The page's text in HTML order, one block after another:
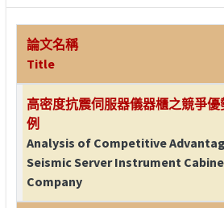
論文名稱
Title
高密度抗震伺服器儀器櫃之競爭
例
Analysis of Competitive
Seismic Server Instrument
Company